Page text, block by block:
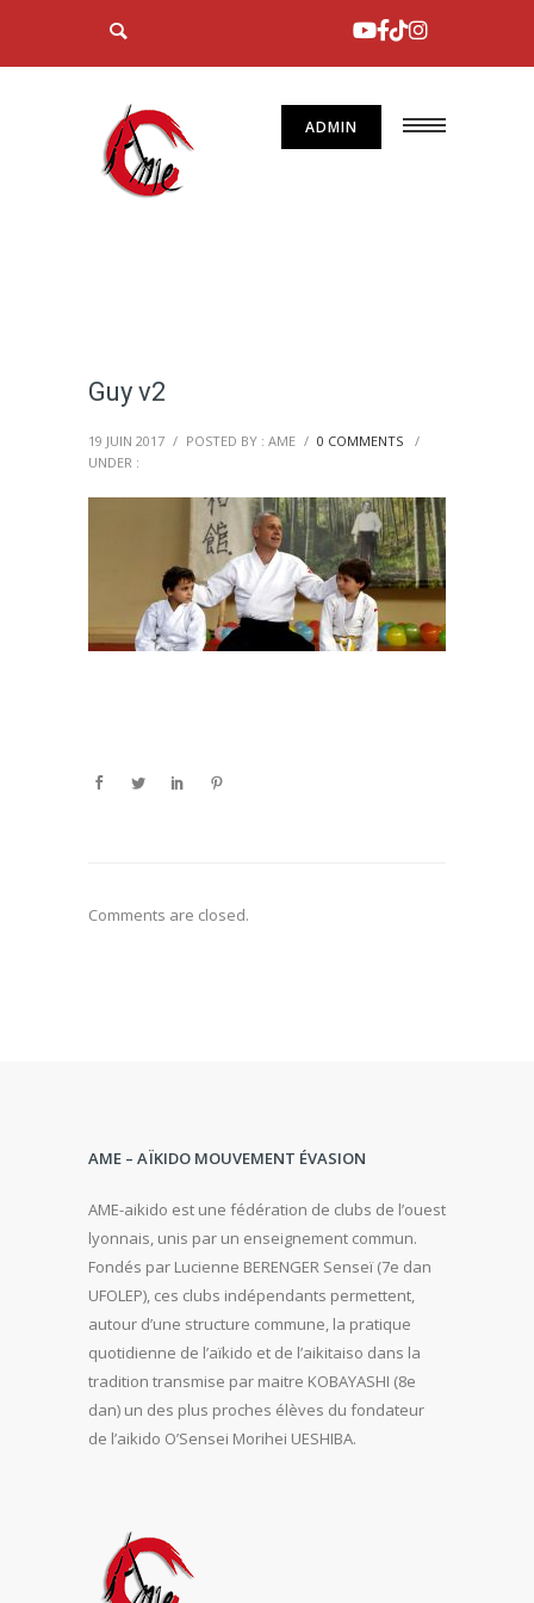
ADMIN
Guy v2
19 JUIN 2017 / POSTED BY : AME / 0 COMMENTS
/
UNDER :
Comments are closed.
AME – AÏKIDO MOUVEMENT ÉVASION
AME-aikido est une fédération de clubs de l’ouest
lyonnais, unis par un enseignement commun.
Fondés par Lucienne BERENGER Senseï (7e dan
UFOLEP), ces clubs indépendants permettent,
autour d’une structure commune, la pratique
quotidienne de l’aïkido et de l’aikitaiso dans la
tradition transmise par maitre KOBAYASHI (8e
dan) un des plus proches élèves du fondateur
de l’aikido O’Sensei Morihei UESHIBA.